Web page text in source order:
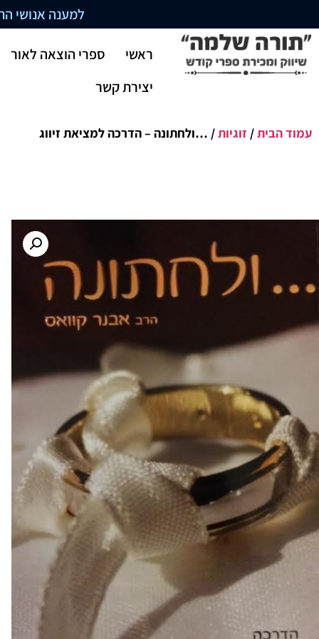
למענה אנושי התקשרו
ראשי
ספרי הוצאה לאור
יצירת קשר
עמוד הבית/ זוגיות/ …ולחתונה – הדרכה למציאת זיווג